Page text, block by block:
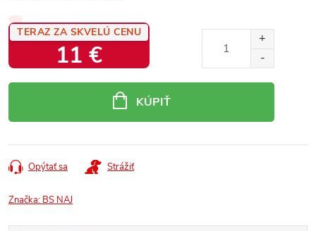
TERAZ ZA SKVELÚ CENU
11 €
KÚPIŤ
Opýtať sa Strážiť
Značka: BS NAJ